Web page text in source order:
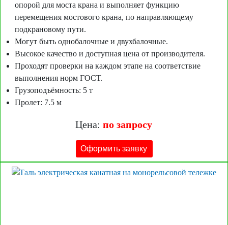
опорой для моста крана и выполняет функцию
перемещения мостового крана, по направляющему
подкрановому пути.
Могут быть однобалочные и двухбалочные.
Высокое качество и доступная цена от производителя.
Проходят проверки на каждом этапе на соответствие
выполнения норм ГОСТ.
Грузоподъёмность: 5 т
Пролет: 7.5 м
Цена:по запросу
Оформить заявку